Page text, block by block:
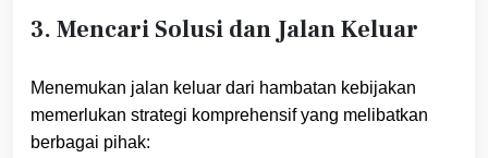
3. Mencari Solusi dan Jalan Keluar
Menemukan jalan keluar dari hambatan kebijakan
memerlukan strategi komprehensif yang melibatkan
berbagai pihak: